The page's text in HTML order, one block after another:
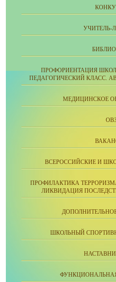
УЧИТЕЛЬ-
ПРОФОРИЕНТАЦИЯ
ПЕДАГОГИЧЕСКИЙ КЛАСС.
МЕДИЦИНСКОЕ
ВСЕРОССИЙСКИЕ И
ПРОФИЛАКТИКА
ЛИКВИДАЦИЯ
ШКОЛЬНЫЙ